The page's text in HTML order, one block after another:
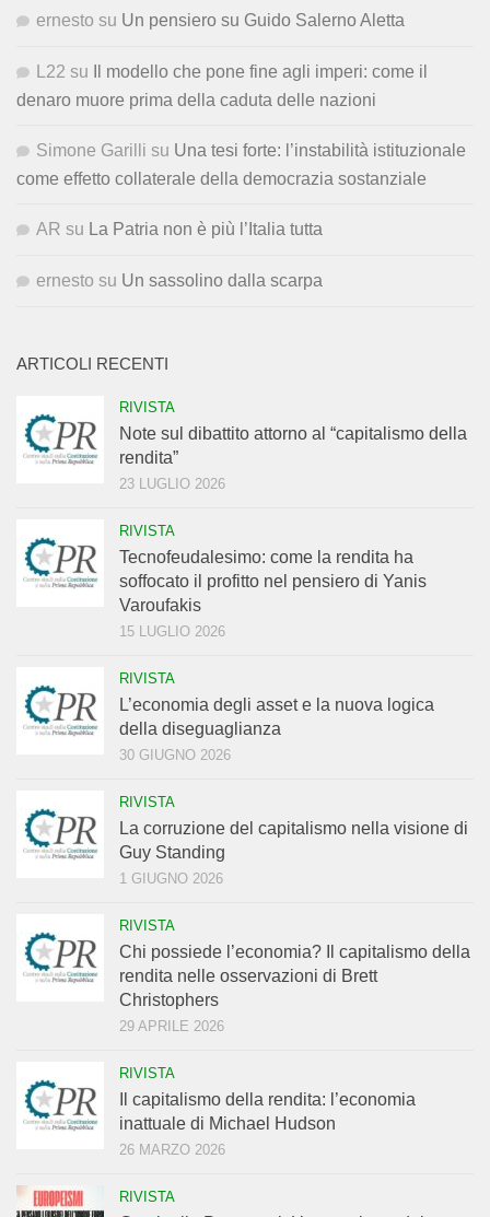
ernesto su Un pensiero su Guido Salerno Aletta
L22 su
Il modello che pone fine agli imperi: come il
denaro muore prima della caduta delle nazioni
Simone Garilli su Una tesi forte: l’instabilità istituzionale
come effetto collaterale della democrazia sostanziale
AR su La Patria non è più l’Italia tutta
ernesto su Un sassolino dalla scarpa
ARTICOLI RECENTI
RIVISTA
Note sul dibattito attorno al “capitalismo della
rendita”
23 LUGLIO 2026
RIVISTA
Tecnofeudalesimo: come la rendita ha
soffocato il profitto nel pensiero di Yanis
Varoufakis
15 LUGLIO 2026
RIVISTA
L’economia degli asset e la nuova logica
della diseguaglianza
30 GIUGNO 2026
RIVISTA
La corruzione del capitalismo nella visione di
Guy Standing
1 GIUGNO 2026
RIVISTA
Chi possiede l’economia? Il capitalismo della
rendita nelle osservazioni di Brett
Christophers
29 APRILE 2026
RIVISTA
Il capitalismo della rendita: l’economia
inattuale di Michael Hudson
26 MARZO 2026
RIVISTA